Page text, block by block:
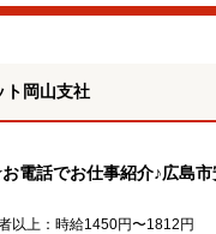
ト岡山支社
電話でお仕事紹介♪広島
以上：時給1450円〜1812円